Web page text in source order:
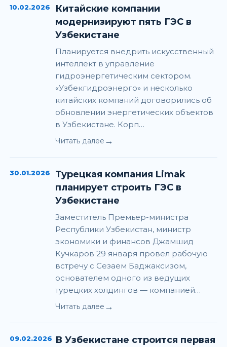
10.02.2026
Китайские компании
модернизируют пять ГЭС в
Узбекистане
Планируется внедрить искусственный
интеллект в управление
гидроэнергетическим сектором.
«Узбекгидроэнерго» и несколько
китайских компаний договорились об
обновлении энергетических объектов
в Узбекистане. Корп…
Читать далее →
30.01.2026
Турецкая компания Limak
планирует строить ГЭС в
Узбекистане
Заместитель Премьер-министра
Республики Узбекистан, министр
экономики и финансов Джамшид
Кучкаров 29 января провел рабочую
встречу с Сезаем Баджаксизом,
основателем одного из ведущих
турецких холдингов — компанией…
Читать далее →
09.02.2026 В Узбекистане строится первая